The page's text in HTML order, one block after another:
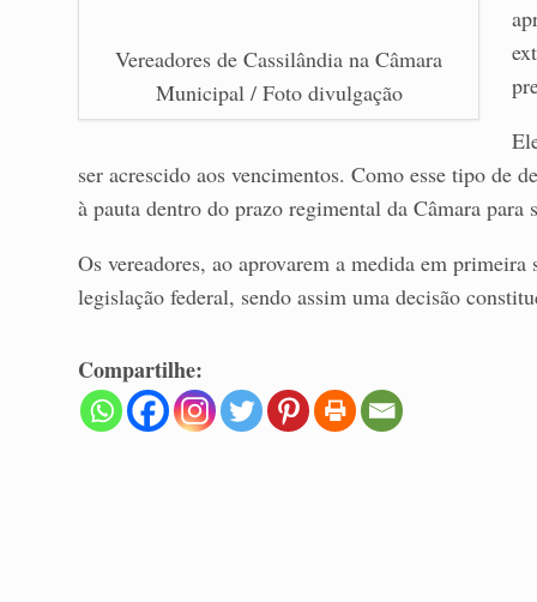
Vereadores de Cassilândia na Câmara
Municipal / Foto divulgação
ser acrescido aos vencimentos. Como esse tipo de
à pauta dentro do prazo regimental da Câmara para
Os vereadores, ao aprovarem a medida em primeira
legislação federal, sendo assim uma decisão
Compartilhe: